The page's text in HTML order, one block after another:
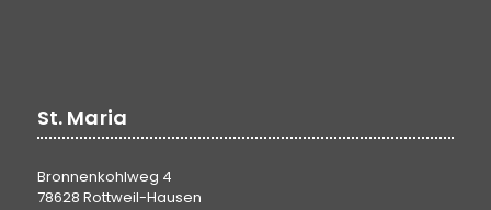
St. Maria
Bronnenkohlweg 4
78628 Rottweil-Hausen